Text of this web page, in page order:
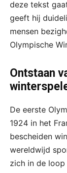
deze tekst
geeft hij
mensen
Olympische
Ontstaan
De eerste
1924 in het
bescheiden
wereldwijd
zich in de